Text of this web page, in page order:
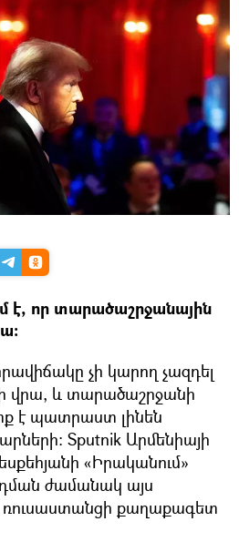
է, որ տարածաշրջանային
չի կարող չազդել
վրա, և տարածաշրջանի
է պատրաստ լինեն
Sputnik Արմենիայի
«Իրականում»
ժամանակ այս
քաղաքագետ